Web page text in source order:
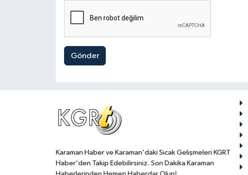
Gönder
Karaman Haber ve Karaman'daki Sıcak Gelişmeleri KGRT
Haber'den Takip Edebilirsiniz. Son Dakika Karaman